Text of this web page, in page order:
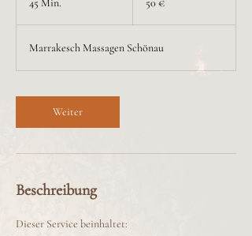
45 Min.
5
50 €
Marrakesch Massagen Schönau
Weiter
Beschreibung
Dieser Service beinhaltet: